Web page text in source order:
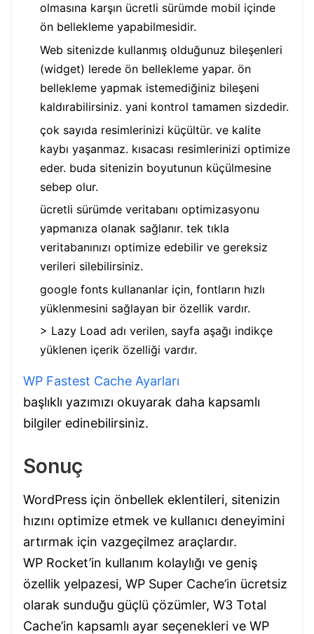
olmasına karşın ücretli sürümde mobil içinde
ön bellekleme yapabilmesidir.
Web sitenizde kullanmış olduğunuz bileşenleri
(widget) lerede ön bellekleme yapar. ön
bellekleme yapmak istemediğiniz bileşeni
kaldırabilirsiniz. yani kontrol tamamen sizdedir.
çok sayıda resimlerinizi küçültür. ve kalite
kaybı yaşanmaz. kısacası resimlerinizi optimize
eder. buda sitenizin boyutunun küçülmesine
sebep olur.
ücretli sürümde veritabanı optimizasyonu
yapmanıza olanak sağlanır. tek tıkla
veritabanınızı optimize edebilir ve gereksiz
verileri silebilirsiniz.
google fonts kullananlar için, fontların hızlı
yüklenmesini sağlayan bir özellik vardır.
> Lazy Load adı verilen, sayfa aşağı indikçe
yüklenen içerik özelliği vardır.
WP Fastest Cache Ayarları
başlıklı yazımızı okuyarak daha kapsamlı
bilgiler edinebilirsiniz.
Sonuç
WordPress için önbellek eklentileri, sitenizin
hızını optimize etmek ve kullanıcı deneyimini
artırmak için vazgeçilmez araçlardır.
WP Rocket’in kullanım kolaylığı ve geniş
özellik yelpazesi, WP Super Cache’in ücretsiz
olarak sunduğu güçlü çözümler, W3 Total
Cache’in kapsamlı ayar seçenekleri ve WP